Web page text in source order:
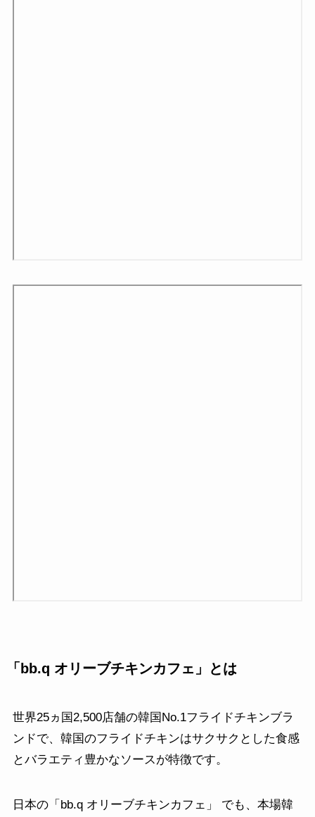
「bb.q オリーブチキンカフェ」とは
世界25ヵ国2,500店舗の韓国No.1フライドチキンブラ
ンドで、韓国のフライドチキンはサクサクとした食感
とバラエティ豊かなソースが特徴です。
日本の「bb.q オリーブチキンカフェ」 でも、本場韓